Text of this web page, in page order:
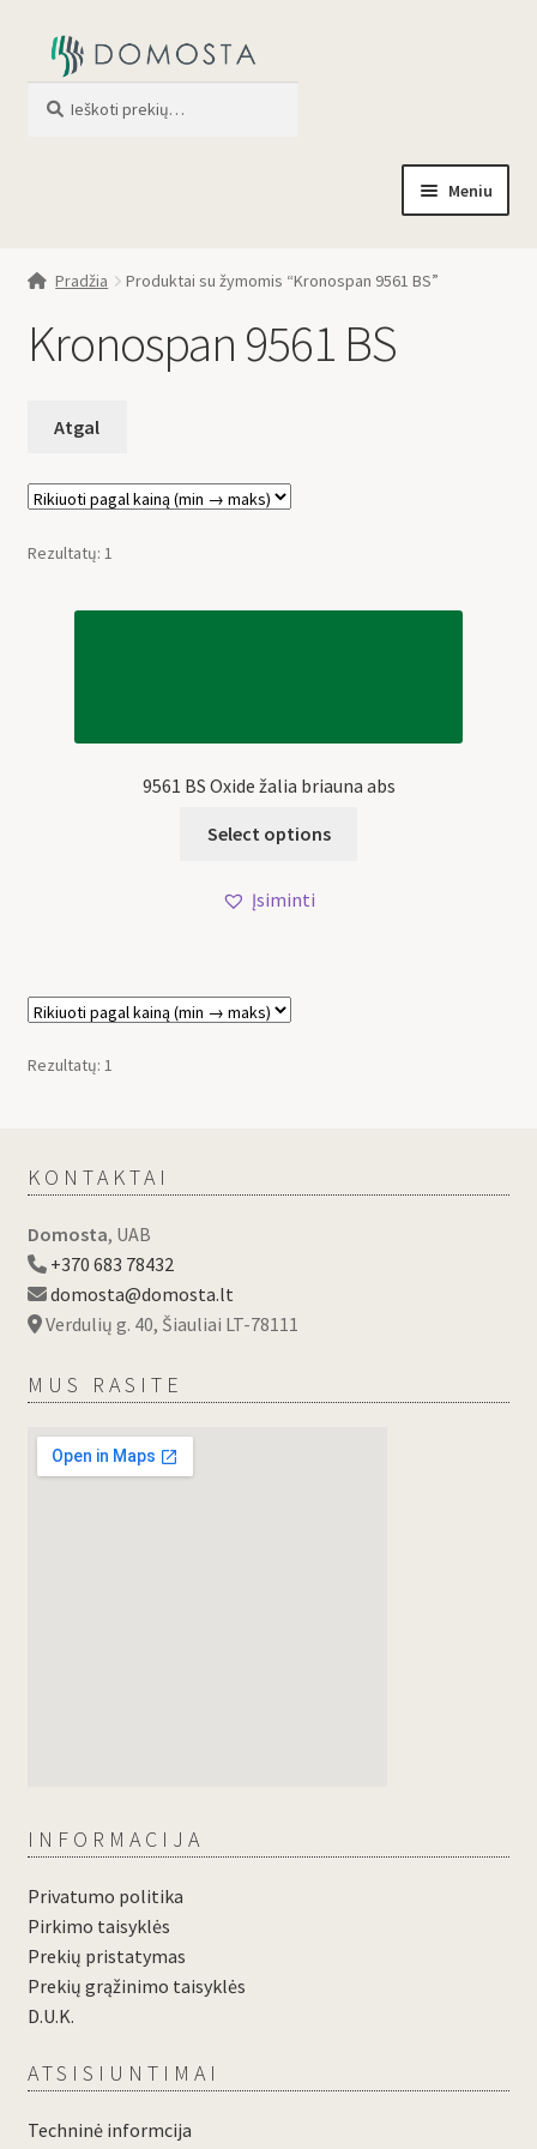
Meniu
Profilis
Pradžia Produktai su žymomis “Kronospan 9561 BS”
Kronospan 9561 BS
Rezultatų: 1
9561 BS Oxide žalia briauna abs
Select options
Įsiminti
Rezultatų: 1
KONTAKTAI
Domosta, UAB
+370 683 78432
domosta@domosta.lt
Verdulių g. 40, Šiauliai LT-78111
MUS RASITE
INFORMACIJA
Privatumo politika
Pirkimo taisyklės
Prekių pristatymas
Prekių grąžinimo taisyklės
D.U.K.
ATSISIUNTIMAI
Techninė informcija